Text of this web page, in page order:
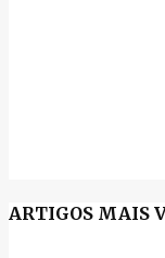
ARTIGOS MAIS